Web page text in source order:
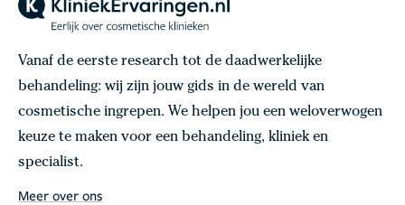
Vanaf de eerste research tot de daadwerkelijke
behandeling: wij zijn jouw gids in de wereld van
cosmetische ingrepen. We helpen jou een weloverwogen
keuze te maken voor een behandeling, kliniek en
specialist.
Meer over ons